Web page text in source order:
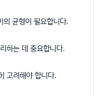
균형이 필요합니다.
하는 데 중요합니다.
고려해야 합니다.